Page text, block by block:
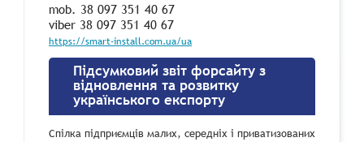
mob. 38 097 351 40 67
viber 38 097 351 40 67
https://smart-install.com.ua/ua
Підсумковий звіт форсайту з
відновлення та розвитку
українського експорту
Спілка підприємців малих, середніх і приватизованих